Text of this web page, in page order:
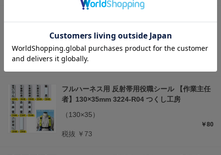
（130×35）
税抜 ￥73
フルハーネス用 反射帯用役職シール 【作業主任
者】130×35mm 3224-R04 つくし工房
（130×35）
￥80
税抜 ￥73